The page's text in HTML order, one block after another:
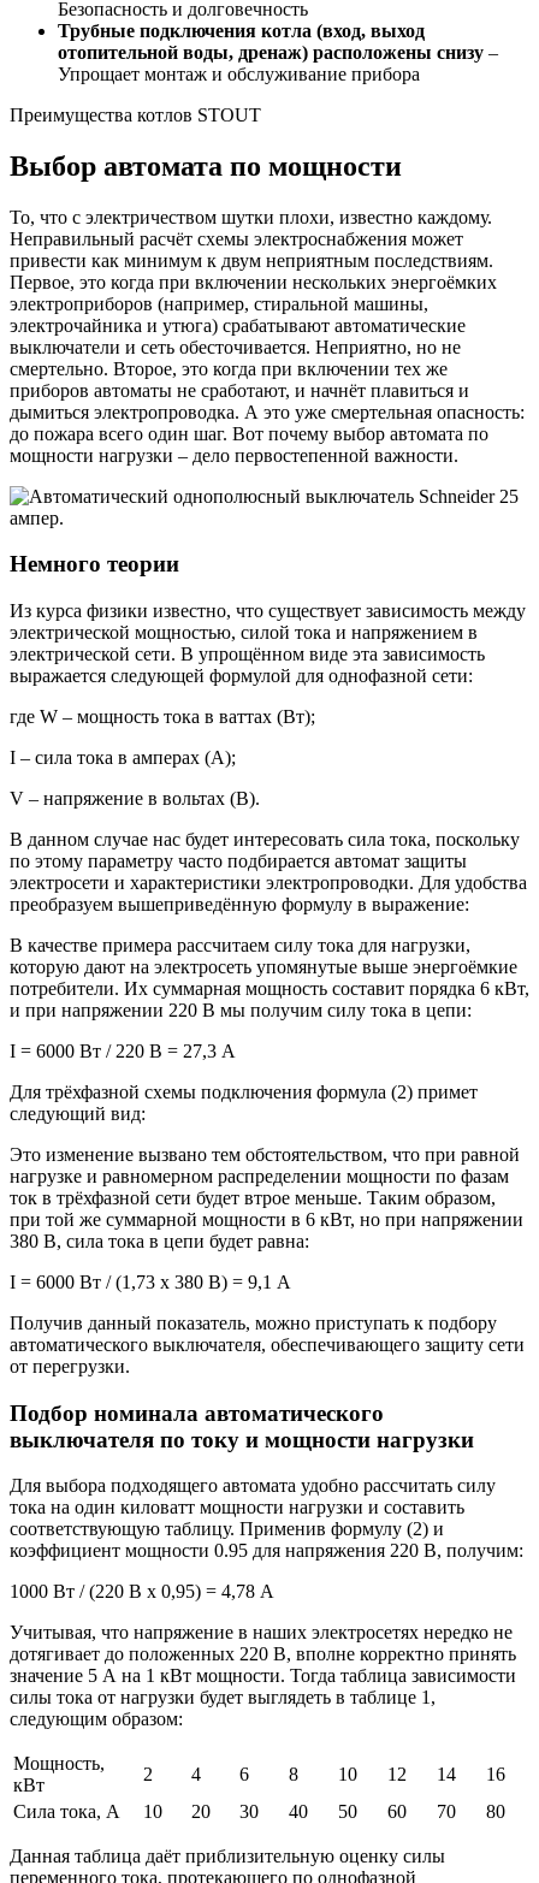
Безопасность и долговечность
Трубные подключения котла (вход, выход
отопительной воды, дренаж) расположены снизу –
Упрощает монтаж и обслуживание прибора
Преимущества котлов STOUT
Выбор автомата по мощности
То, что с электричеством шутки плохи, известно каждому.
Неправильный расчёт схемы электроснабжения может
привести как минимум к двум неприятным последствиям.
Первое, это когда при включении нескольких энергоёмких
электроприборов (например, стиральной машины,
электрочайника и утюга) срабатывают автоматические
выключатели и сеть обесточивается. Неприятно, но не
смертельно. Второе, это когда при включении тех же
приборов автоматы не сработают, и начнёт плавиться и
дымиться электропроводка. А это уже смертельная опасность:
до пожара всего один шаг. Вот почему выбор автомата по
мощности нагрузки – дело первостепенной важности.
Немного теории
Из курса физики известно, что существует зависимость между
электрической мощностью, силой тока и напряжением в
электрической сети. В упрощённом виде эта зависимость
выражается следующей формулой для однофазной сети:
где W – мощность тока в ваттах (Вт);
I – сила тока в амперах (А);
V – напряжение в вольтах (В).
В данном случае нас будет интересовать сила тока, поскольку
по этому параметру часто подбирается автомат защиты
электросети и характеристики электропроводки. Для удобства
преобразуем вышеприведённую формулу в выражение:
В качестве примера рассчитаем силу тока для нагрузки,
которую дают на электросеть упомянутые выше энергоёмкие
потребители. Их суммарная мощность составит порядка 6 кВт,
и при напряжении 220 В мы получим силу тока в цепи:
I = 6000 Вт / 220 В = 27,3 А
Для трёхфазной схемы подключения формула (2) примет
следующий вид:
Это изменение вызвано тем обстоятельством, что при равной
нагрузке и равномерном распределении мощности по фазам
ток в трёхфазной сети будет втрое меньше. Таким образом,
при той же суммарной мощности в 6 кВт, но при напряжении
380 В, сила тока в цепи будет равна:
I = 6000 Вт / (1,73 х 380 В) = 9,1 А
Получив данный показатель, можно приступать к подбору
автоматического выключателя, обеспечивающего защиту сети
от перегрузки.
Подбор номинала автоматического
выключателя по току и мощности нагрузки
Для выбора подходящего автомата удобно рассчитать силу
тока на один киловатт мощности нагрузки и составить
соответствующую таблицу. Применив формулу (2) и
коэффициент мощности 0.95 для напряжения 220 В, получим:
1000 Вт / (220 В х 0,95) = 4,78 А
Учитывая, что напряжение в наших электросетях нередко не
дотягивает до положенных 220 В, вполне корректно принять
значение 5 А на 1 кВт мощности. Тогда таблица зависимости
силы тока от нагрузки будет выглядеть в таблице 1,
следующим образом:
Мощность,
кВт
2 4 6 8 10 12 14
16
Сила тока, А
10 20 30 40 50 60 70 80
Данная таблица даёт приблизительную оценку силы
переменного тока, протекающего по однофазной